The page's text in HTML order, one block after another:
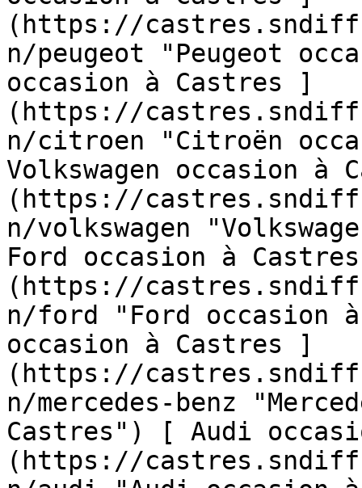
(https://
n/peugeot "Peugeot
occasion à Castres ]
(https://
n/citroen "Citroën
Volkswagen occasion à
(https://
n/volkswagen
Ford occasion à
(https://
n/ford "Ford occasion
occasion à Castres ]
(https://
n/mercedes-benz
Castres") [ Audi
(https://